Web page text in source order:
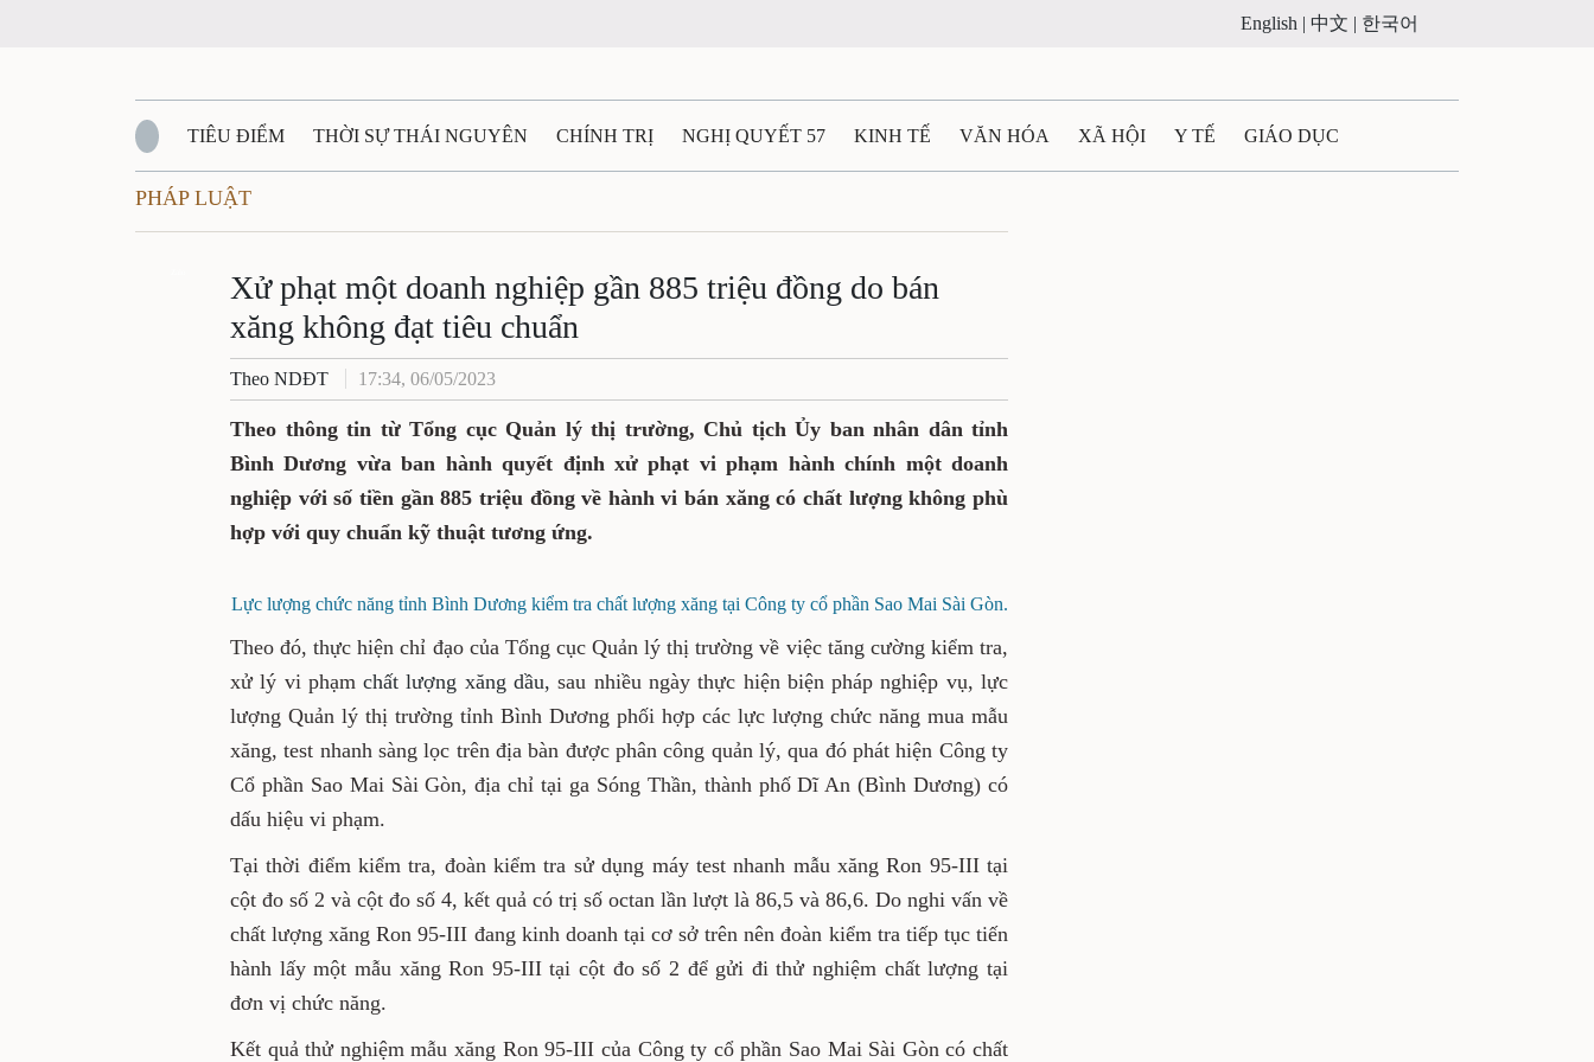
English | 中文 | 한국어
TIÊU ĐIỂM THỜI SỰ THÁI NGUYÊN CHÍNH TRỊ NGHỊ QUYẾT 57 KINH TẾ VĂN HÓA XÃ HỘI Y TẾ GIÁO DỤC
QUỐC PHÒNG - AN NINH
QUÊ HƯƠNG - ĐẤT NƯỚC QUỐC TẾ TÀI NGUYÊN - MÔI TRƯỜNG THỂ THAO
VĂN BẢN, CHÍNH SÁCH MỚI
PHÁP LUẬT
Xử phạt một doanh nghiệp gần 885 triệu đồng do bán
xăng không đạt tiêu chuẩn
Theo NDĐT 17:34, 06/05/2023
Theo thông tin từ Tổng cục Quản lý thị trường, Chủ tịch Ủy ban nhân dân tỉnh
Bình Dương vừa ban hành quyết định xử phạt vi phạm hành chính một doanh
nghiệp với số tiền gần 885 triệu đồng về hành vi bán xăng có chất lượng không phù
hợp với quy chuẩn kỹ thuật tương ứng.
Lực lượng chức năng tỉnh Bình Dương kiểm tra chất lượng xăng tại Công ty cổ phần Sao Mai Sài Gòn.
Theo đó, thực hiện chỉ đạo của Tổng cục Quản lý thị trường về việc tăng cường kiểm tra,
xử lý vi phạmchất lượng xăng dầu, sau nhiều ngày thực hiện biện pháp nghiệp vụ, lực
lượng Quản lý thị trường tỉnh Bình Dương phối hợp các lực lượng chức năng mua mẫu
xăng, test nhanh sàng lọc trên địa bàn được phân công quản lý, qua đó phát hiện Công ty
Cổ phần Sao Mai Sài Gòn, địa chỉ tại ga Sóng Thần, thành phố Dĩ An (Bình Dương) có
dấu hiệu vi phạm.
Tại thời điểm kiểm tra, đoàn kiểm tra sử dụng máy test nhanh mẫu xăng Ron 95-III tại
cột đo số 2 và cột đo số 4, kết quả có trị số octan lần lượt là 86,5 và 86,6. Do nghi vấn về
chất lượng xăng Ron 95-III đang kinh doanh tại cơ sở trên nên đoàn kiểm tra tiếp tục tiến
hành lấy một mẫu xăng Ron 95-III tại cột đo số 2 để gửi đi thử nghiệm chất lượng tại
đơn vị chức năng.
Kết quả thử nghiệm mẫu xăng Ron 95-III của Công ty cổ phần Sao Mai Sài Gòn có chất